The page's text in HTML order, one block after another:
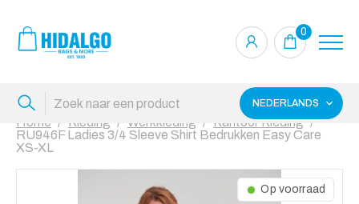
0
NEDERLANDS
Home Kleding Werkkleding
Kantoor Kleding
RU946F Ladies 3/4 Sleeve Shirt Bedrukken Easy Care
XS-XL
Op voorraad